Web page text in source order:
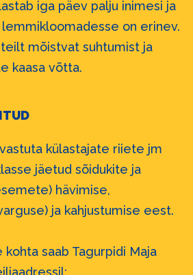
iga päev palju inimesi ja
on erinev.
mõistvat suhtumist ja
kaasa võtta.
külastajate riiete jm
jäetud sõidukite ja
hävimise,
ja kahjustumise eest.
saab Tagurpidi Maja